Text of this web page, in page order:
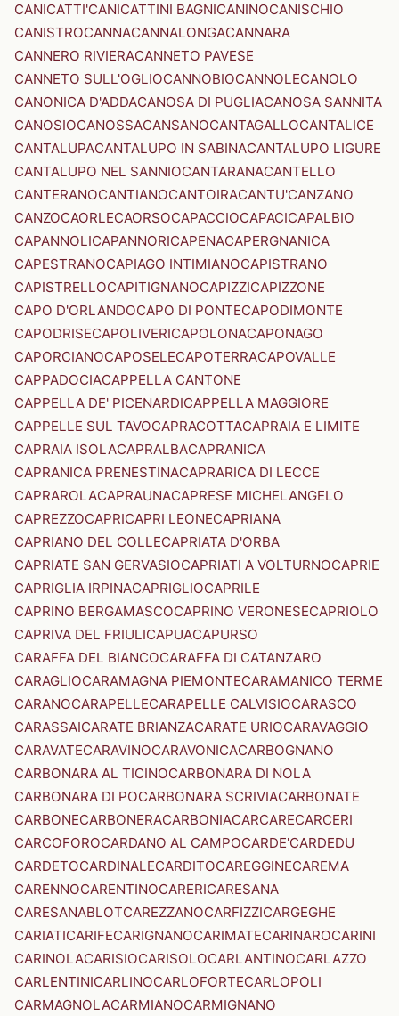
CANICATTI'CANICATTINI BAGNICANINOCANISCHIO
CANISTROCANNACANNALONGACANNARA
CANNERO RIVIERACANNETO PAVESE
CANNETO SULL'OGLIOCANNOBIOCANNOLECANOLO
CANONICA D'ADDACANOSA DI PUGLIACANOSA SANNITA
CANOSIOCANOSSACANSANOCANTAGALLOCANTALICE
CANTALUPACANTALUPO IN SABINACANTALUPO LIGURE
CANTALUPO NEL SANNIOCANTARANACANTELLO
CANTERANOCANTIANOCANTOIRACANTU'CANZANO
CANZOCAORLECAORSOCAPACCIOCAPACICAPALBIO
CAPANNOLICAPANNORICAPENACAPERGNANICA
CAPESTRANOCAPIAGO INTIMIANOCAPISTRANO
CAPISTRELLOCAPITIGNANOCAPIZZICAPIZZONE
CAPO D'ORLANDOCAPO DI PONTECAPODIMONTE
CAPODRISECAPOLIVERICAPOLONACAPONAGO
CAPORCIANOCAPOSELECAPOTERRACAPOVALLE
CAPPADOCIACAPPELLA CANTONE
CAPPELLA DE' PICENARDICAPPELLA MAGGIORE
CAPPELLE SUL TAVOCAPRACOTTACAPRAIA E LIMITE
CAPRAIA ISOLACAPRALBACAPRANICA
CAPRANICA PRENESTINACAPRARICA DI LECCE
CAPRAROLACAPRAUNACAPRESE MICHELANGELO
CAPREZZOCAPRICAPRI LEONECAPRIANA
CAPRIANO DEL COLLECAPRIATA D'ORBA
CAPRIATE SAN GERVASIOCAPRIATI A VOLTURNOCAPRIE
CAPRIGLIA IRPINACAPRIGLIOCAPRILE
CAPRINO BERGAMASCOCAPRINO VERONESECAPRIOLO
CAPRIVA DEL FRIULICAPUACAPURSO
CARAFFA DEL BIANCOCARAFFA DI CATANZARO
CARAGLIOCARAMAGNA PIEMONTECARAMANICO TERME
CARANOCARAPELLECARAPELLE CALVISIOCARASCO
CARASSAICARATE BRIANZACARATE URIOCARAVAGGIO
CARAVATECARAVINOCARAVONICACARBOGNANO
CARBONARA AL TICINOCARBONARA DI NOLA
CARBONARA DI POCARBONARA SCRIVIACARBONATE
CARBONECARBONERACARBONIACARCARECARCERI
CARCOFOROCARDANO AL CAMPOCARDE'CARDEDU
CARDETOCARDINALECARDITOCAREGGINECAREMA
CARENNOCARENTINOCARERICARESANA
CARESANABLOTCAREZZANOCARFIZZICARGEGHE
CARIATICARIFECARIGNANOCARIMATECARINAROCARINI
CARINOLACARISIOCARISOLOCARLANTINOCARLAZZO
CARLENTINICARLINOCARLOFORTECARLOPOLI
CARMAGNOLACARMIANOCARMIGNANO